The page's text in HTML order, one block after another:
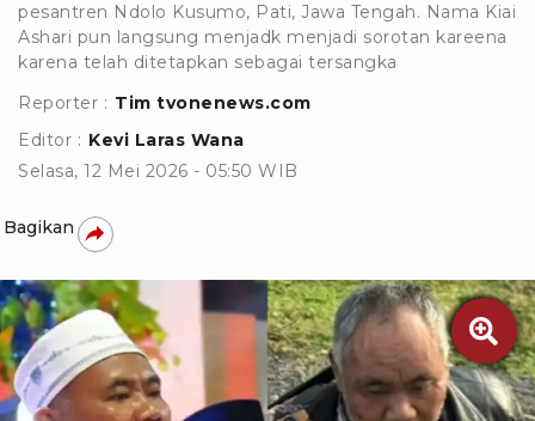
pesantren Ndolo Kusumo, Pati, Jawa Tengah. Nama Kiai
Ashari pun langsung menjadk menjadi sorotan kareena
karena telah ditetapkan sebagai tersangka
Reporter : Tim tvonenews.com
Editor : Kevi Laras Wana
Selasa, 12 Mei 2026 - 05:50 WIB
Bagikan
